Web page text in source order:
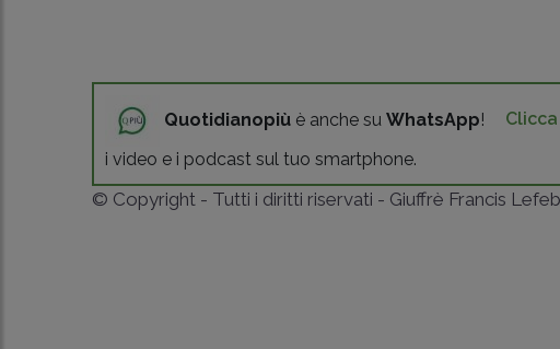
Quotidianopiù è anche suWhatsApp!
i video e i podcast sul tuo smartphone.
© Copyright - Tutti i diritti riservati - Giuffrè Francis